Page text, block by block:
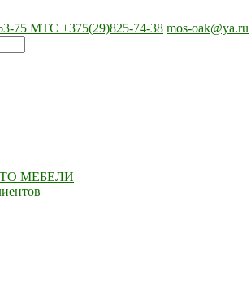
75 МТС +375(29)825-74-38 mos-oak@ya.ru
МЕБЕЛИ